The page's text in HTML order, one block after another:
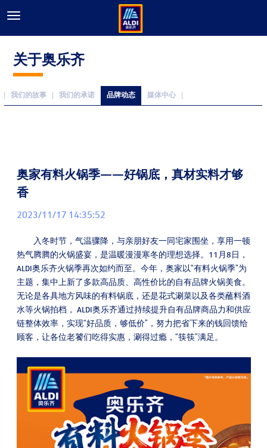
关于奥乐齐
我们的故事 我们的承诺 品牌动态 媒体中心
奥家有料火锅季——好锅底，真材实料才够
香
2023/11/17 14:35:52
入冬时节，气温骤降，与亲朋好友一同宅家围坐，享用一顿
热气腾腾的火锅盛宴，是温暖漫漫寒冬的理想选择。11月8日，
ALDI奥乐齐火锅季再次如约而至。今年，奥家以“有料火锅季”为
主题，集中上新了多款高品质、高性价比的自有品牌火锅美食。
无论是各具地方风味的有料锅底，还是花式涮菜以及各类蘸料酒
水等火锅拍档， ALDI奥乐齐通过持续提升自有品牌商品力和供应
链整体效率，实现“好品质，够低价”，努力把省下来的钱回馈给
顾客，让各位老饕们吃得实惠，涮得过瘾，“筷筷”满足。